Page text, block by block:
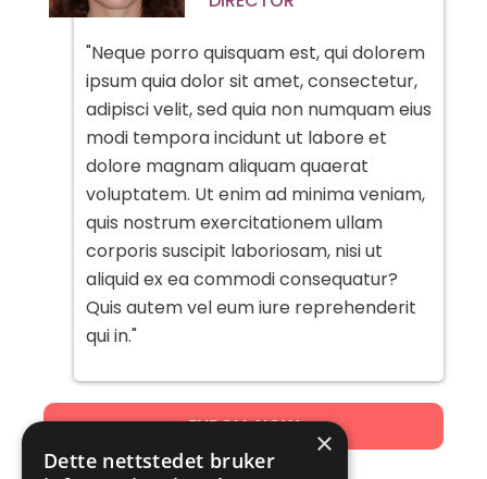
"Neque porro quisquam est, qui dolorem
ipsum quia dolor sit amet, consectetur,
adipisci velit, sed quia non numquam eius
modi tempora incidunt ut labore et
dolore magnam aliquam quaerat
voluptatem. Ut enim ad minima veniam,
quis nostrum exercitationem ullam
corporis suscipit laboriosam, nisi ut
aliquid ex ea commodi consequatur?
Quis autem vel eum iure reprehenderit
qui in."
ENROLL NOW ×
Dette nettstedet bruker